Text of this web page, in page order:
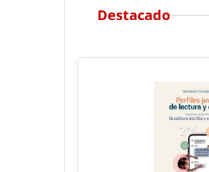
Destacado